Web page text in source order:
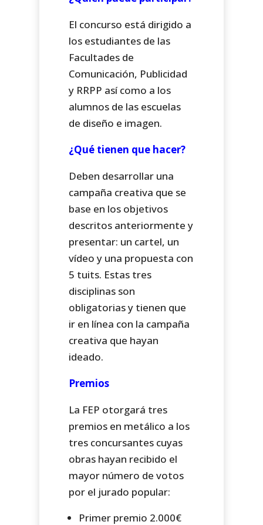
El concurso está dirigido a
los estudiantes de las
Facultades de
Comunicación, Publicidad
y RRPP así como a los
alumnos de las escuelas
de diseño e imagen.
¿Qué tienen que hacer?
Deben desarrollar una
campaña creativa que se
base en los objetivos
descritos anteriormente y
presentar: un cartel, un
vídeo y una propuesta con
5 tuits. Estas tres
disciplinas son
obligatorias y tienen que
ir en línea con la campaña
creativa que hayan
ideado.
Premios
La FEP otorgará tres
premios en metálico a los
tres concursantes cuyas
obras hayan recibido el
mayor número de votos
por el jurado popular:
Primer premio 2.000€